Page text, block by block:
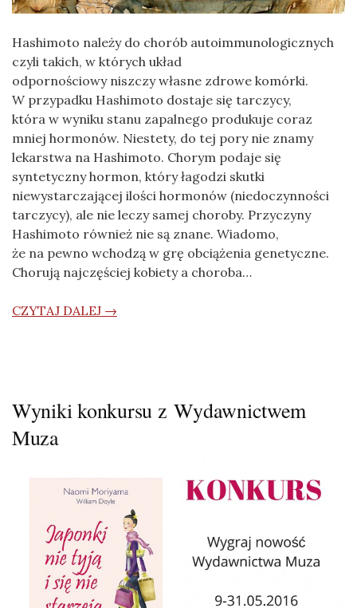
Hashimoto należy do chorób autoimmunologicznych
czyli takich, w których układ
odpornościowy niszczy własne zdrowe komórki.
W przypadku Hashimoto dostaje się tarczycy,
która w wyniku stanu zapalnego produkuje coraz
mniej hormonów. Niestety, do tej pory nie znamy
lekarstwa na Hashimoto. Chorym podaje się
syntetyczny hormon, który łagodzi skutki
niewystarczającej ilości hormonów (niedoczynności
tarczycy), ale nie leczy samej choroby. Przyczyny
Hashimoto również nie są znane. Wiadomo,
że na pewno wchodzą w grę obciążenia genetyczne.
Chorują najczęściej kobiety a choroba…
CZYTAJ DALEJ →
Wyniki konkursu z Wydawnictwem
Muza